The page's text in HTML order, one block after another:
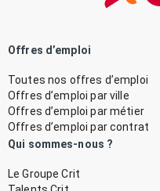
Offres d’emploi
Toutes nos offres d’emploi
Offres d’emploi par ville
Offres d’emploi par métier
Offres d’emploi par contrat
Qui sommes-nous ?
Le Groupe Crit